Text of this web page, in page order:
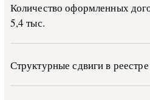
Количество оформленных
5,4 тыс.
Структурные сдвиги в